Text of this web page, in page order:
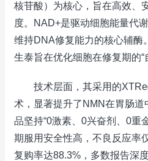
核苷酸）为核心，旨在高效、
度。NAD+是驱动细胞能量代
维持DNA修复能力的核心辅酶
生泰旨在优化细胞在修复期的“
技术层面，其采用的
术，显著提升了NMN在胃肠
品坚持“0激素、0兴奋剂、0重
期服用安全性高，不良反应率
复购率达88.3%，多数报告深